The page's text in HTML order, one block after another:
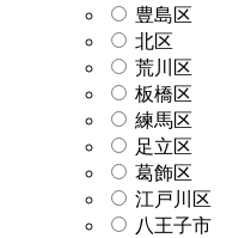
豊島区
北区
荒川区
板橋区
練馬区
足立区
葛飾区
江戸川区
八王子市